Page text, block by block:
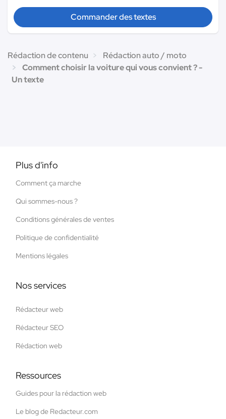
Commander des textes
Rédaction de contenu
Rédaction auto / moto
Comment choisir la voiture qui vous convient ? -
Un texte
Plus d'info
Comment ça marche
Qui sommes-nous ?
Conditions générales de ventes
Politique de confidentialité
Mentions légales
Nos services
Rédacteur web
Rédacteur SEO
Rédaction web
Ressources
Guides pour la rédaction web
Le blog de Redacteur.com